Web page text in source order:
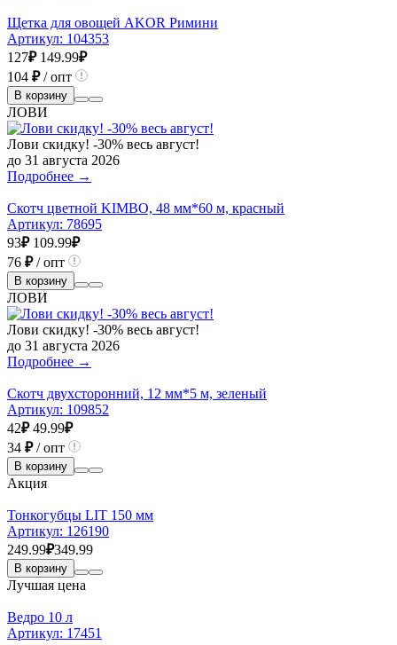
Щетка для овощей AKOR Римини
Артикул: 104353
127₽ 149.99₽
104 ₽/ опт
В корзину
ЛОВИ
Лови скидку! -30% весь август!
до 31 августа 2026
Подробнее →
Скотч цветной KIMBO, 48 мм*60 м, красный
Артикул: 78695
93₽ 109.99₽
76 ₽/ опт
В корзину
ЛОВИ
Лови скидку! -30% весь август!
до 31 августа 2026
Подробнее →
Скотч двухсторонний, 12 мм*5 м, зеленый
Артикул: 109852
42₽ 49.99₽
34 ₽/ опт
В корзину
Акция
Тонкогубцы LIT 150 мм
Артикул: 126190
249.99₽349.99
В корзину
Лучшая цена
Ведро 10 л
Артикул: 17451